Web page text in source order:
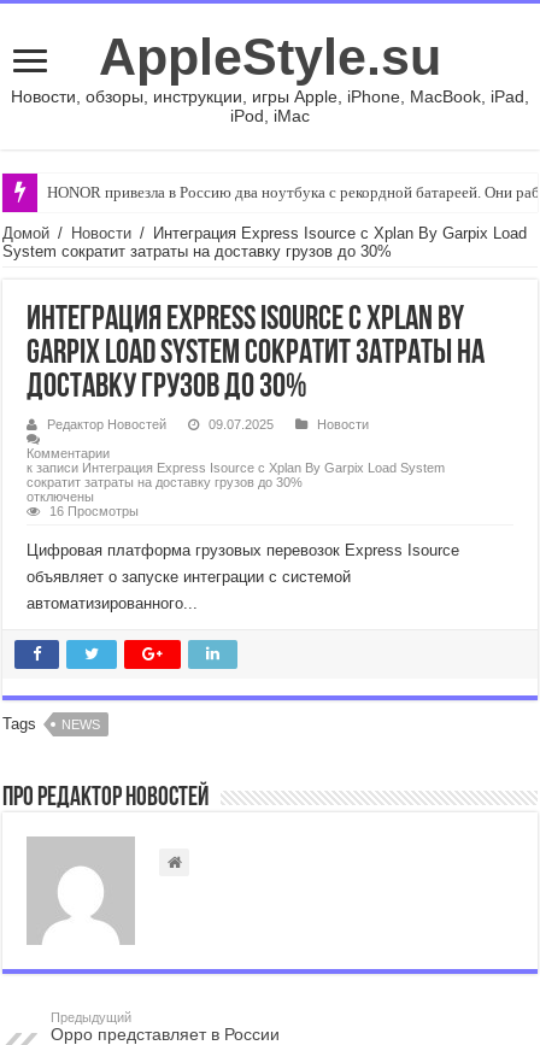
AppleStyle.su
Новости, обзоры, инструкции, игры Apple, iPhone, MacBook, iPad,
iPod, iMac
HONOR привезла в Россию два ноутбука с рекордной батареей. Они
Домой / Новости / Интеграция Express Isource с Xplan By Garpix Load
System сократит затраты на доставку грузов до 30%
Интеграция Express Isource с Xplan By
Garpix Load System сократит затраты на
доставку грузов до 30%
Редактор Новостей 09.07.2025
Новости
Комментарии
к записи Интеграция Express Isource с Xplan By Garpix Load System
сократит затраты на доставку грузов до 30%
отключены
16 Просмотры
Цифровая платформа грузовых перевозок Express Isource
объявляет о запуске интеграции с системой
автоматизированного...
Tags NEWS
Про Редактор Новостей
Предыдущий
Oрро представляет в России